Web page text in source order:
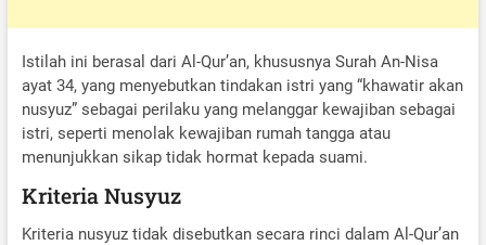
Istilah ini berasal dari Al-Qur’an, khususnya Surah An-Nisa
ayat 34, yang menyebutkan tindakan istri yang “khawatir akan
nusyuz” sebagai perilaku yang melanggar kewajiban sebagai
istri, seperti menolak kewajiban rumah tangga atau
menunjukkan sikap tidak hormat kepada suami.
Kriteria Nusyuz
Kriteria nusyuz tidak disebutkan secara rinci dalam Al-Qur’an